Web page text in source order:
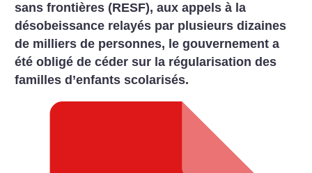
sans frontières (RESF), aux appels à la
désobeissance relayés par plusieurs dizaines
de milliers de personnes, le gouvernement a
été obligé de céder sur la régularisation des
familles d’enfants scolarisés.